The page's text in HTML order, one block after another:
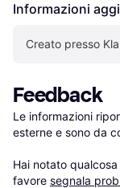
Informazioni
Creato presso
Feedback
Le informazioni
esterne e sono da
Hai notato
favore segnala